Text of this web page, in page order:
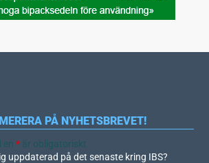
PÅ NYHETSBREVET!
en* är obligatoriskt
uppdaterad på det senaste kring IBS?